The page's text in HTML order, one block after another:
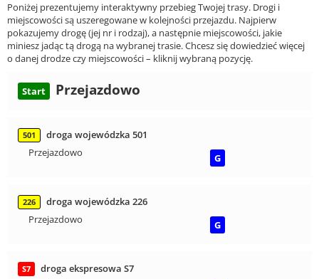
Poniżej prezentujemy interaktywny przebieg Twojej trasy. Drogi i
miejscowości są uszeregowane w kolejności przejazdu. Najpierw
pokazujemy drogę (jej nr i rodzaj), a następnie miejscowości, jakie
miniesz jadąc tą drogą na wybranej trasie. Chcesz się dowiedzieć więcej
o danej drodze czy miejscowości – kliknij wybraną pozycję.
Start Przejazdowo
501
droga wojewódzka 501
Przejazdowo
G
226
droga wojewódzka 226
Przejazdowo
G
S7
droga ekspresowa S7